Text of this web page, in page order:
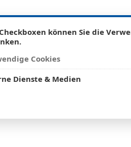
INFOS FÜR KÜNSTLER:INNEN
können Sie die
Cookies
Dienste & Medien